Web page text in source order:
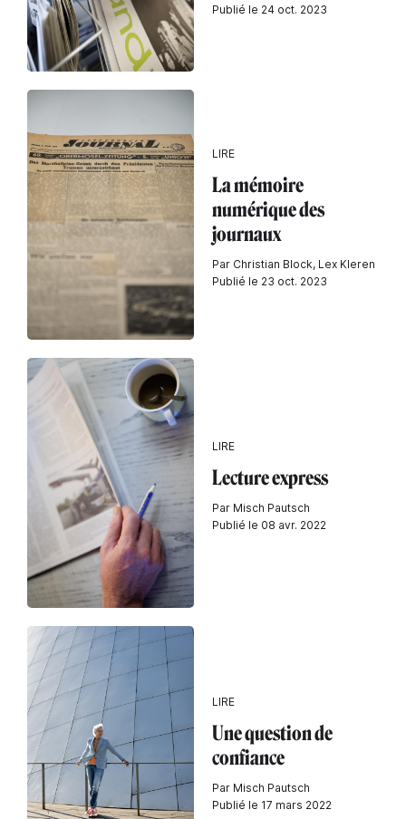
Publié le 24 oct. 2023
LIRE
La mémoire
numérique des
journaux
Par Christian Block, Lex Kleren
Publié le 23 oct. 2023
LIRE
Lecture express
Par Misch Pautsch
Publié le 08 avr. 2022
LIRE
Une question de
confiance
Par Misch Pautsch
Publié le 17 mars 2022